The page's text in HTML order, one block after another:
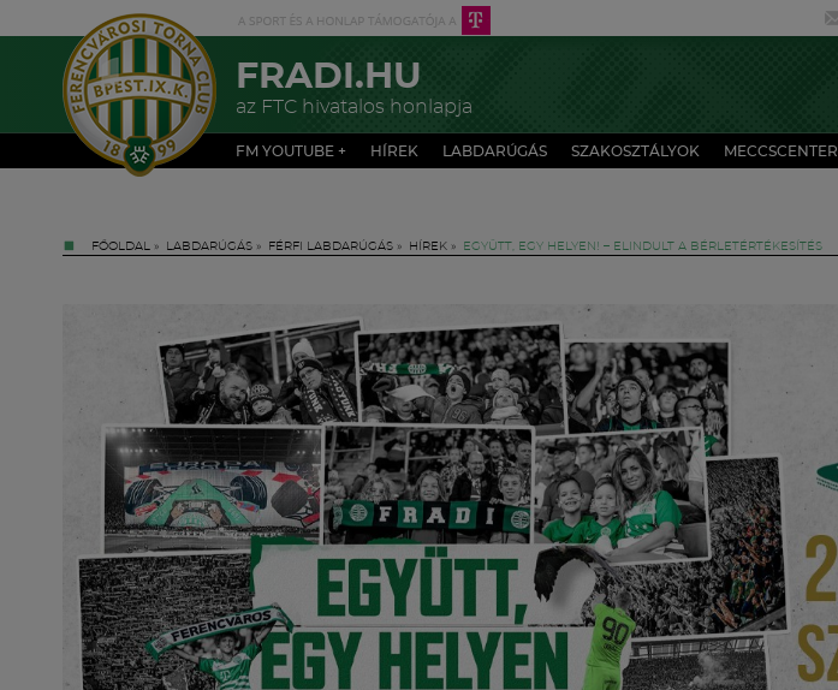
FRADI.HU
az FTC hivatalos honlapja
FM YOUTUBE + HÍREK LABDARÚGÁS SZAKOSZTÁLYOK MECCSCENTER
FŐOLDAL » LABDARÚGÁS » FÉRFI LABDARÚGÁS » HÍREK » EGYÜTT, EGY HELYEN! – ELINDULT A BÉRLETÉRTÉKESÍTÉS